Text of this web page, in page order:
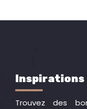
Inspirations
Trouvez des